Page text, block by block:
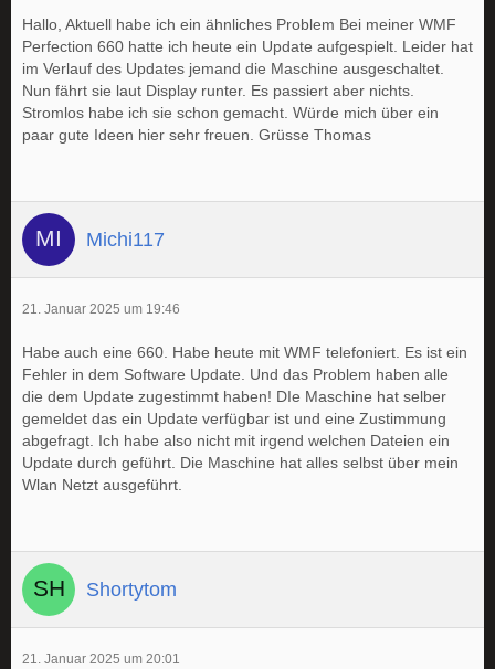
Hallo, Aktuell habe ich ein ähnliches Problem Bei meiner WMF
Perfection 660 hatte ich heute ein Update aufgespielt. Leider hat
im Verlauf des Updates jemand die Maschine ausgeschaltet.
Nun fährt sie laut Display runter. Es passiert aber nichts.
Stromlos habe ich sie schon gemacht. Würde mich über ein
paar gute Ideen hier sehr freuen. Grüsse Thomas
Michi117
21. Januar 2025 um 19:46
Habe auch eine 660. Habe heute mit WMF telefoniert. Es ist ein
Fehler in dem Software Update. Und das Problem haben alle
die dem Update zugestimmt haben! DIe Maschine hat selber
gemeldet das ein Update verfügbar ist und eine Zustimmung
abgefragt. Ich habe also nicht mit irgend welchen Dateien ein
Update durch geführt. Die Maschine hat alles selbst über mein
Wlan Netzt ausgeführt.
Shortytom
21. Januar 2025 um 20:01